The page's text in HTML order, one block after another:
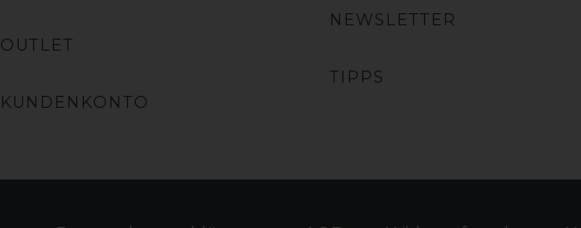
OUTLET
KUNDENKONTO
NEWSLETTER
TIPPS